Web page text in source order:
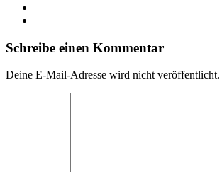
Schreibe einen Kommentar
Deine E-Mail-Adresse wird nicht veröffentlicht.